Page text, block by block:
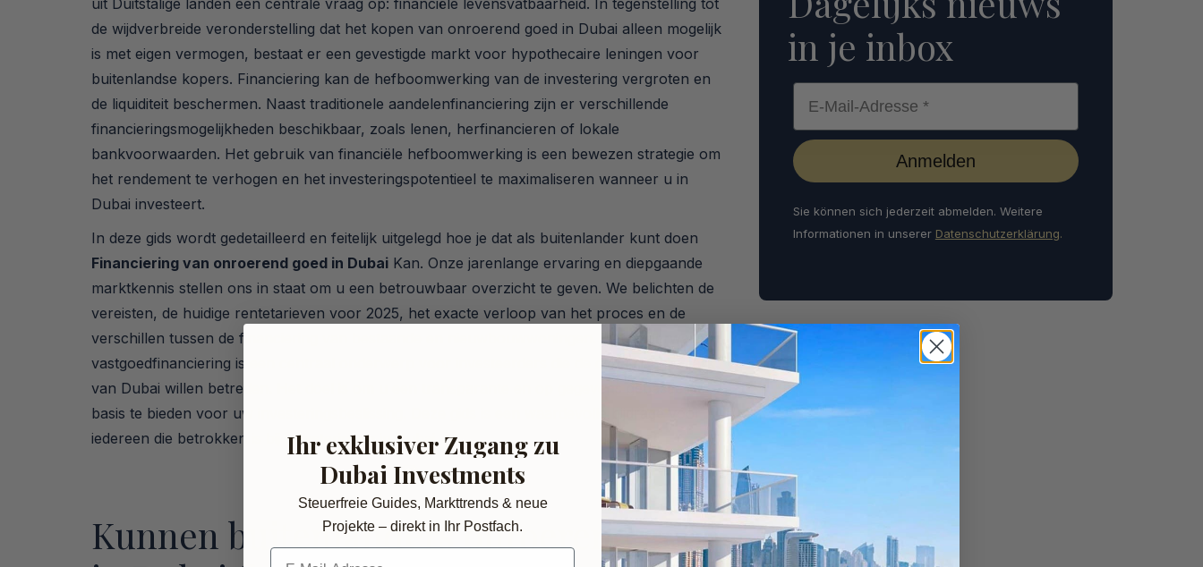
uit Duitstalige landen een centrale vraag op: financiële levensvatbaarheid. In tegenstelling tot
de wijdverbreide veronderstelling dat het kopen van onroerend goed in Dubai alleen mogelijk
is met eigen vermogen, bestaat er een gevestigde markt voor hypothecaire leningen voor
buitenlandse kopers. Financiering kan de hefboomwerking van de investering vergroten en
de liquiditeit beschermen. Naast traditionele aandelenfinanciering zijn er verschillende
financieringsmogelijkheden beschikbaar, zoals lenen, herfinancieren of lokale
bankvoorwaarden. Het gebruik van financiële hefboomwerking is een bewezen strategie om
het rendement te verhogen en het investeringspotentieel te maximaliseren wanneer u in
Dubai investeert.
In deze gids wordt gedetailleerd en feitelijk uitgelegd hoe je dat als buitenlander kunt doen
Financiering van onroerend goed in DubaiKan. Onze jarenlange ervaring en diepgaande
marktkennis stellen ons in staat om u een betrouwbaar overzicht te geven. We belichten de
vereisten, de huidige rentetarieven voor 2025, het exacte verloop van het proces en de
verschillen tussen de financiering van bestaande en nieuwbouwwoningen. Het onderwerp
vastgoedfinanciering is een centraal onderwerp voor investeerders die de dynamische markt
van Dubai willen betreden. Het doel is om u een transparante en op gegevens gebaseerde
basis te bieden voor uw investeringsbeslissing. Deze gids is een waardevolle bijdrage voor
iedereen die betrokken is bij investeringen in Dubai.
Kunnen buitenlanders onroerend goed
in je inbox
E-Mail-Adresse *
Anmelden
Sie können sich jederzeit abmelden. Weitere
Informationen in unserer Datenschutzerklärung.
Ihr exklusiver Zugang zu
Dubai Investments
Steuerfreie Guides, Markttrends & neue
Projekte – direkt in Ihr Postfach.
E-Mail-Adresse